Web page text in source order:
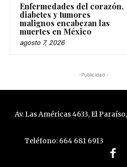
Enfermedades del corazón,
diabetes y tumores
malignos encabezan las
muertes en México
agosto 7, 2026
-Publicidad -
Av. Las Américas 4633, El
Teléfono: 664 681 6913